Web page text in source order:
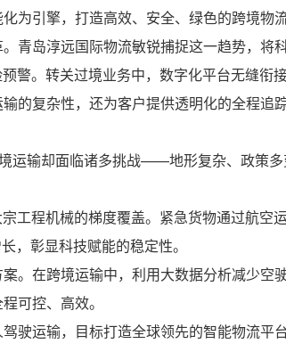
为引擎，打造高效、安全、绿色的跨境物流
青岛淳远国际物流敏锐捕捉这一趋势，将
警。转关过境业务中，数字化平台无缝衔
复杂性，还为客户提供透明化的全程追
运输却面临诸多挑战——地形复杂、政策
工程机械的梯度覆盖。紧急货物通过航空
，彰显科技赋能的稳定性。
。在跨境运输中，利用大数据分析减少空
可控、高效。
运输，目标打造全球领先的智能物流平